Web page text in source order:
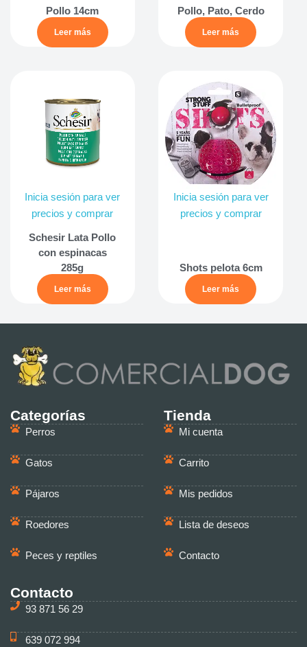
Pollo 14cm
Leer más
Pollo, Pato, Cerdo
Leer más
Inicia sesión para ver
precios y comprar
Schesir Lata Pollo
con espinacas
285g
Leer más
Inicia sesión para ver
precios y comprar
Shots pelota 6cm
Leer más
Categorías
Perros
Gatos
Pájaros
Roedores
Peces y reptiles
Tienda
Mi cuenta
Carrito
Mis pedidos
Lista de deseos
Contacto
Contacto
93 871 56 29
639 072 994